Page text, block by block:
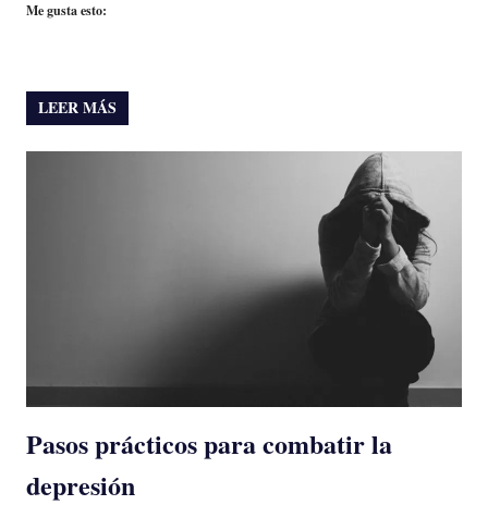
Me gusta esto:
LEER MÁS
Pasos prácticos para combatir la
depresión